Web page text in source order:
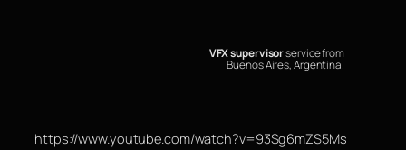
VFX supervisorservice from
Buenos Aires, Argentina.
https://www.youtube.com/watch?v=93Sg6mZS5Ms